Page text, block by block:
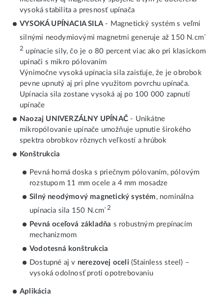
vysoká stabilita a presnosť upínača
VYSOKÁ UPÍNACIA SILA- Magnetický systém s veľmi
silnými neodymiovými magnetmi generuje až 150 N.cm-
2 upínacie sily, čo je o 80 percent viac ako pri klasickom
upínači s mikro pólovaním
Výnimočne vysoká upínacia sila zaisťuje, že je obrobok
pevne upnutý aj pri plne využitom povrchu upínača.
Upínacia sila zostane vysoká aj po 100 000 zapnutí
upínače
Naozaj UNIVERZÁLNY UPÍNAČ - Unikátne
mikropólovanie upínače umožňuje upnutie širokého
spektra obrobkov rôznych veľkostí a hrúbok
Konštrukcia
Pevná horná doska s priečnym pólovaním, pólovým
rozstupom 11 mm ocele a 4 mm mosadze
Silný neodýmový magnetický systém , nominálna
upínacia sila 150 N.cm-2
Pevná oceľová základňa s robustným prepínacím
mechanizmom
Vodotesná konštrukcia
Dostupné aj v nerezovej oceli (Stainless steel) –
vysoká odolnosť proti opotrebovaniu
Aplikácia